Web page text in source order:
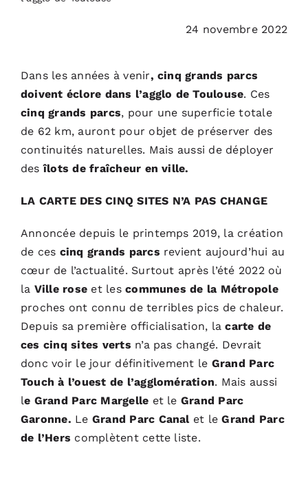
24 novembre 2022
Dans les années à venir, cinq grands parcs
doivent éclore dans l’agglo de Toulouse. Ces
cinq grands parcs, pour une superficie totale
de 62 km, auront pour objet de préserver des
continuités naturelles. Mais aussi de déployer
desîlots de fraîcheur en ville.
LA CARTE DES CINQ SITES N’A PAS CHANGE
Annoncée depuis le printemps 2019, la création
de ces cinq grands parcs revient aujourd’hui au
cœur de l’actualité. Surtout après l’été 2022 où
la Ville rose et lescommunes de la Métropole
proches ont connu de terribles pics de chaleur.
Depuis sa première officialisation, lacarte de
ces cinq sites verts n’a pas changé. Devrait
donc voir le jour définitivement le Grand Parc
Touch à l’ouest de l’agglomération. Mais aussi
le Grand Parc Margelle et le Grand Parc
Garonne. Le Grand Parc Canal et leGrand Parc
de l’Hers complètent cette liste.
S’ABONNER
CONTACT